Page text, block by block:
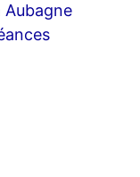
Aubagne